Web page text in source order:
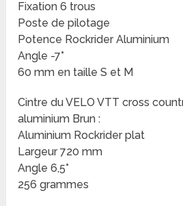
Fixation 6 trous
Poste de pilotage
Potence Rockrider Aluminium
Angle -7°
60 mm en taille S et M
Cintre du VELO VTT cross
aluminium Brun :
Aluminium Rockrider plat
Largeur 720 mm
Angle 6,5°
256 grammes